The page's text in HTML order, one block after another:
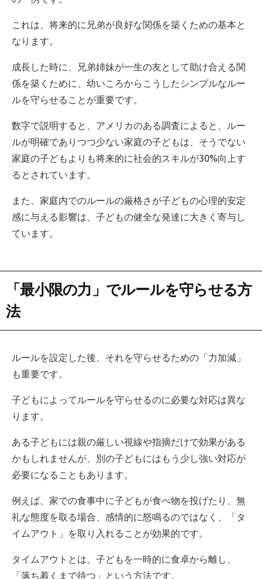
これは、将来的に兄弟が良好な関係を築くための基本と
なります。
成長した時に、兄弟姉妹が一生の友として助け合える関
係を築くために、幼いころからこうしたシンプルなルー
ルを守らせることが重要です。
数字で説明すると、アメリカのある調査によると、ルー
ルが明確でありつつ少ない家庭の子どもは、そうでない
家庭の子どもよりも将来的に社会的スキルが30%向上す
るとされています。
また、家庭内でのルールの厳格さが子どもの心理的安定
感に与える影響は、子どもの健全な発達に大きく寄与し
ています。
「最小限の力」でルールを守らせる方
法
ルールを設定した後、それを守らせるための「力加減」
も重要です。
子どもによってルールを守らせるのに必要な対応は異な
ります。
ある子どもには親の厳しい視線や指摘だけで効果がある
かもしれませんが、別の子どもにはもう少し強い対応が
必要になることもあります。
例えば、家での食事中に子どもが食べ物を投げたり、無
礼な態度を取る場合、感情的に怒鳴るのではなく、「タ
イムアウト」を取り入れることが効果的です。
タイムアウトとは、子どもを一時的に食卓から離し、
「落ち着くまで待つ」という方法です。